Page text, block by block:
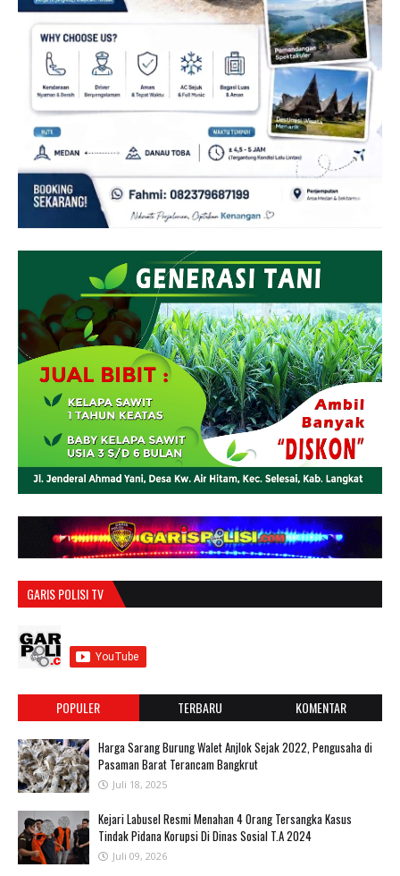
GARIS POLISI TV
POPULER TERBARU KOMENTAR
Harga Sarang Burung Walet Anjlok Sejak 2022, Pengusaha di
Pasaman Barat Terancam Bangkrut
Juli 18, 2025
‎Kejari Labusel Resmi Menahan 4 Orang Tersangka Kasus
Tindak Pidana Korupsi Di Dinas Sosial T.A 2024
Juli 09, 2026